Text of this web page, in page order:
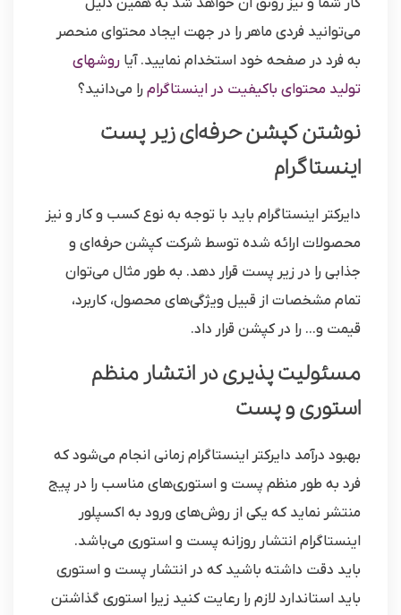
می‌توانید فردی ماهر را در جهت ایجاد محتوای منحصر
به فرد در صفحه خود استخدام نمایید. آیا روشهای
تولید محتوای باکیفیت در اینستاگرام را می‌دانید؟
نوشتن کپشن حرفه‌ای زیر پست
اینستاگرام
دایرکتر اینستاگرام باید با توجه به نوع کسب و کار و نیز
محصولات ارائه شده توسط شرکت کپشن حرفه‌ای و
جذابی را در زیر پست قرار دهد. به طور مثال می‌توان
تمام مشخصات از قبیل ویژگی‌های محصول، کاربرد،
قیمت و… را در کپشن قرار داد.
مسئولیت پذیری در انتشار منظم
استوری و پست
بهبود درآمد دایرکتر اینستاگرام زمانی انجام می‌شود که
فرد به طور منظم پست و استوری‌های مناسب را در پیج
منتشر نماید که یکی از روش‌های ورود به اکسپلور
اینستاگرام انتشار روزانه پست و استوری می‌باشد.
باید دقت داشته باشید که در انتشار پست و استوری
باید استاندارد لازم را رعایت کنید زیرا استوری گذاشتن